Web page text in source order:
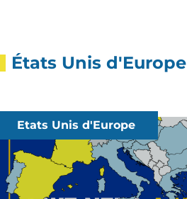
États Unis d'Europe
Etats Unis d'Europe